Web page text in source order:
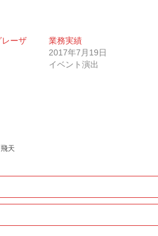
ーザ
業務実績
2017年7月19日
イベント演出
飛天